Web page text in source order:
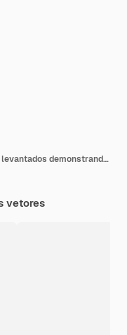
Mulher jovem de pé com os braços levantados demonstrando força mulher confiante vencedora garota desportiva
vetores